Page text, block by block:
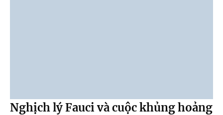
Nghịch lý Fauci và cuộc khủng hoảng